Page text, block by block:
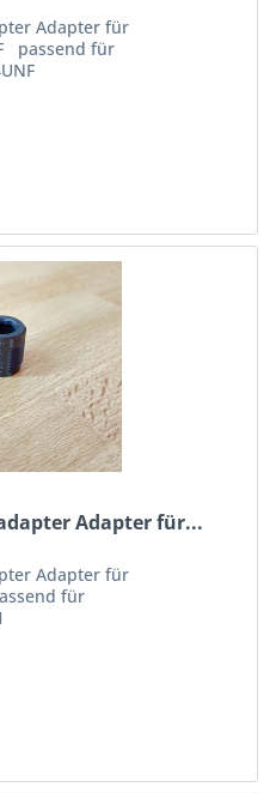
Adapter für
passend für
Adapter für...
Adapter für
für